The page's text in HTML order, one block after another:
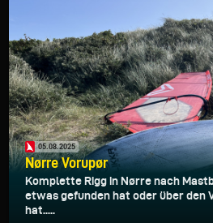
05.08.2025
Nørre Vorupør
Komplette Rigg in Nørre nach
etwas gefunden hat oder über den
hat.....